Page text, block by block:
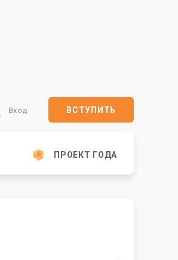
Вход ВСТУПИТЬ
ПРОЕКТ ГОДА